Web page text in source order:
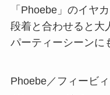
「Phoebe」のイヤ
段着と合わせると大
パーティーシーンに
Phoebe／フィービ